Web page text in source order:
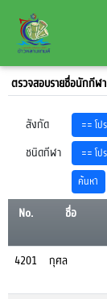
ตรวจสอบรายชื่อนักกีฬา
สังกัด
ชนิดกีฬา
No. ชื่อ
4201
กุศล